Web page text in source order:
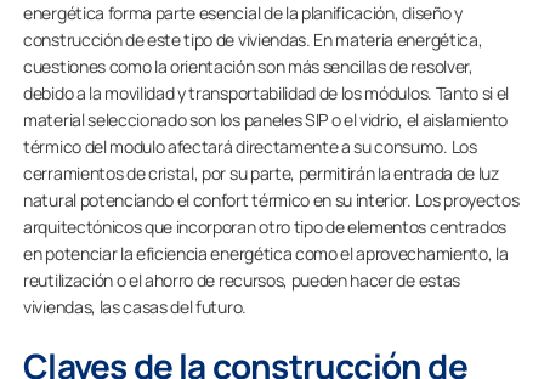
energética forma parte esencial de la planificación, diseño y
construcción de este tipo de viviendas. En materia energética,
cuestiones como la orientación son más sencillas de resolver,
debido a la movilidad y transportabilidad de los módulos. Tanto si el
material seleccionado son los paneles SIP o el vidrio, el aislamiento
térmico del modulo afectará directamente a su consumo. Los
cerramientos de cristal, por su parte, permitirán la entrada de luz
natural potenciando el confort térmico en su interior. Los proyectos
arquitectónicos que incorporan otro tipo de elementos centrados
en potenciar la eficiencia energética como el aprovechamiento, la
reutilización o el ahorro de recursos, pueden hacer de estas
viviendas, las casas del futuro.
Claves de la construcción de